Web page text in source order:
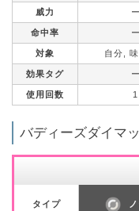
威力 ー
命中率 ー
対象 自分,
効果タグ ー
使用回数 1
バディーズダイマ
タイプ